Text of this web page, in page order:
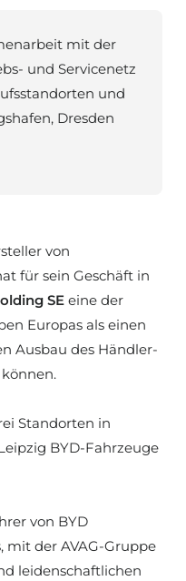
mit der
und Servicenetz
und
Dresden
von
für sein Geschäft in
SE eine der
Europas als einen
Ausbau des Händler-
Standorten in
BYD-Fahrzeuge
von BYD
mit der AVAG-Gruppe
leidenschaftlichen